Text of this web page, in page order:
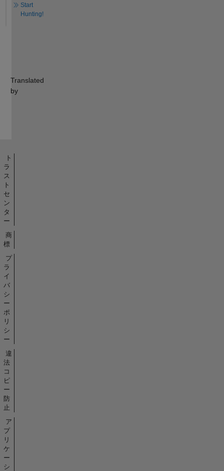
Start
Hunting!
Translated
by
ト
ラ
ス
ト
セ
ン
タ
ー
商
標
プ
ラ
イ
バ
シ
ー
ポ
リ
シ
ー
違
法
コ
ピ
ー
防
止
ア
プ
リ
ケ
ー
シ